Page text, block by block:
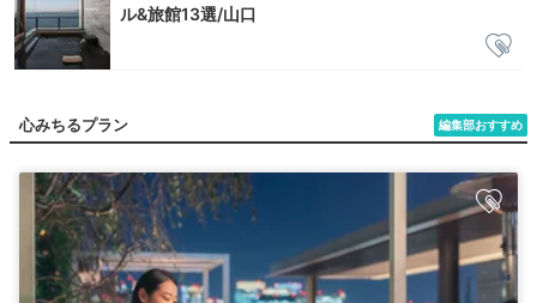
ル&旅館13選/山口
編集部おすすめ
心みちるプラン